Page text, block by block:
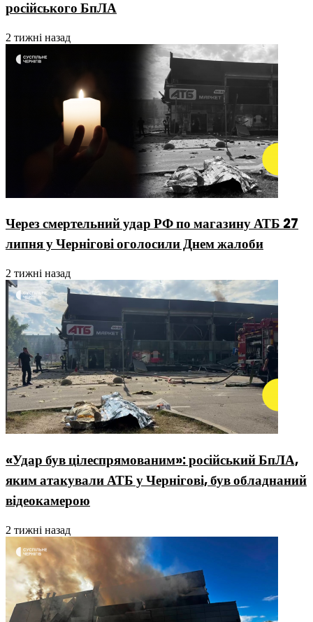
російського БпЛА
2 тижні назад
Через смертельний удар РФ по магазину АТБ 27
липня у Чернігові оголосили Днем жалоби
2 тижні назад
«Удар був цілеспрямованим»: російський БпЛА,
яким атакували АТБ у Чернігові, був обладнаний
відеокамерою
2 тижні назад